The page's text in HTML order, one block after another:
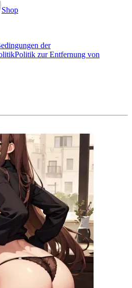
Shop
der
Politik zur Entfernung von